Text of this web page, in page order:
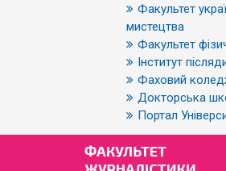
Факультет
мистецтва
Факультет
Інститут
Фаховий
Докторська
Портал